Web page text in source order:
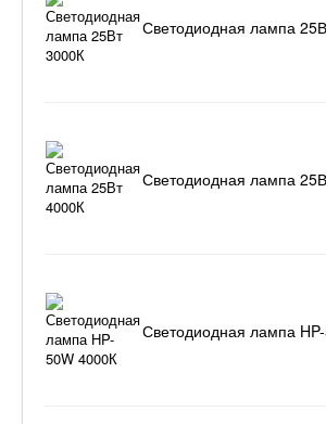
Светодиодная лампа
Светодиодная лампа
Светодиодная лампа